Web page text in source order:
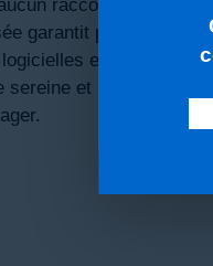
raccordement
garantit plusieurs
et de passes
et une